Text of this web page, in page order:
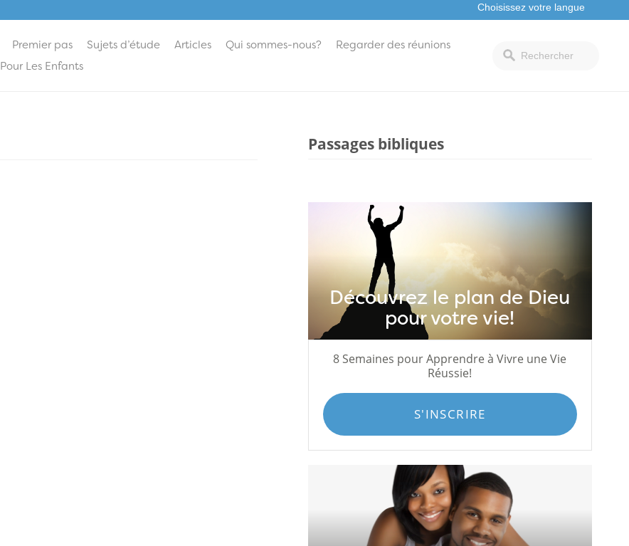
Premier pas Sujets d’étude Articles Qui sommes-nous?
Regarder des réunions
Pour Les Enfants
Passages bibliques
Découvrez le plan de Dieu
pour votre vie!
8 Semaines pour Apprendre à Vivre une Vie
Réussie!
S'INSCRIRE